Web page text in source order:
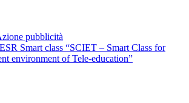
pubblicità
Smart class “SCIET – Smart Class for
environment of Tele-education”